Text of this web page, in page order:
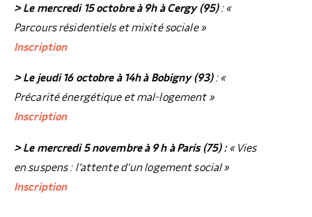
> Le mercredi 15 octobre à 9h à Cergy (95): «
Parcours résidentiels et mixité sociale »
Inscription
> Le jeudi 16 octobre à 14h à Bobigny (93): «
Précarité énergétique et mal-logement »
Inscription
> Le mercredi 5 novembre à 9 h à Paris (75) :« Vies
en suspens : l’attente d’un logement social »
Inscription